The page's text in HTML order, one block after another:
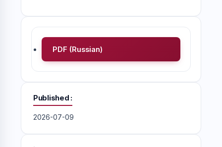
PDF (Russian)
Published
2026-07-09